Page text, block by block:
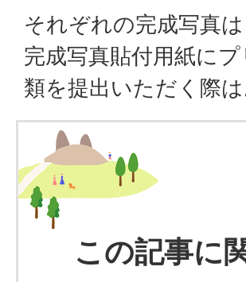
それぞれの完成写真
完成写真貼付用紙に
類を提出いただく際
この記事に